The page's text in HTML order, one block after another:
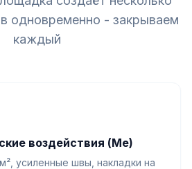
одновременно - закрываем
каждый
воздействия (Ме)
усиленные швы, накладки на